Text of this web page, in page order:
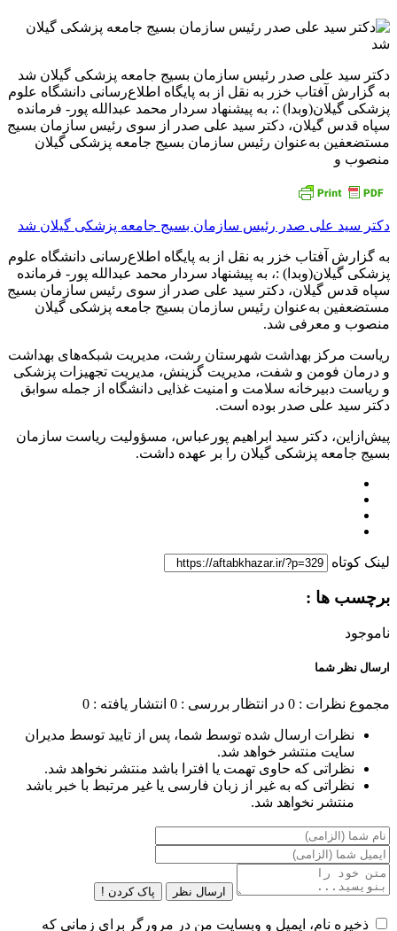
دکتر سید علی صدر رئیس سازمان بسیج جامعه پزشکی گیلان شد
به گزارش آفتاب خزر به نقل از به پایگاه اطلاع‌رسانی دانشگاه علوم
پزشکی گیلان(وبدا) :، به پیشنهاد سردار محمد عبدالله پور- فرمانده
سپاه قدس گیلان، دکتر سید علی صدر از سوی رئیس سازمان بسیج
مستضعفین به‌عنوان رئیس سازمان بسیج جامعه پزشکی گیلان
منصوب و
دکتر سید علی صدر رئیس سازمان بسیج جامعه پزشکی گیلان شد
به گزارش آفتاب خزر به نقل از به پایگاه اطلاع‌رسانی دانشگاه علوم
پزشکی گیلان(وبدا) :، به پیشنهاد سردار محمد عبدالله پور- فرمانده
سپاه قدس گیلان، دکتر سید علی صدر از سوی رئیس سازمان بسیج
مستضعفین به‌عنوان رئیس سازمان بسیج جامعه پزشکی گیلان
منصوب و معرفی شد.
ریاست مرکز بهداشت شهرستان رشت، مدیریت شبکه‌های بهداشت
و درمان فومن و شفت، مدیریت گزینش، مدیریت تجهیزات پزشکی
و ریاست دبیرخانه سلامت و امنیت غذایی دانشگاه از جمله سوابق
دکتر سید علی صدر بوده است.
پیش‌ازاین، دکتر سید ابراهیم پورعباس، مسؤولیت ریاست سازمان
بسیج جامعه پزشکی گیلان را بر عهده داشت.
لینک کوتاه
برچسب ها :
ناموجود
ارسال نظر شما
مجموع نظرات : 0 در انتظار بررسی : 0 انتشار یافته : 0
نظرات ارسال شده توسط شما، پس از تایید توسط مدیران
سایت منتشر خواهد شد.
نظراتی که حاوی تهمت یا افترا باشد منتشر نخواهد شد.
نظراتی که به غیر از زبان فارسی یا غیر مرتبط با خبر باشد
منتشر نخواهد شد.
ارسال نظر پاک کردن !
ذخیره نام، ایمیل و وبسایت من در مرورگر برای زمانی که